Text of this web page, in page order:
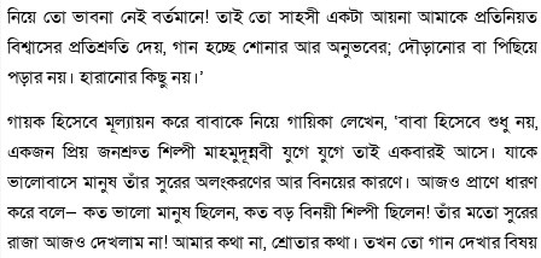
নিয়ে তো ভাবনা নেই বর্তমানে! তাই তো সাহসী একটা আয়না আমাকে প্রতিনিয়ত
বিশ্বাসের প্রতিশ্রুতি দেয়, গান হচ্ছে শোনার আর অনুভবের; দৌড়ানোর বা পিছিয়ে
পড়ার নয়। হারানোর কিছু নয়।’
গায়ক হিসেবে মূল্যায়ন করে বাবাকে নিয়ে গায়িকা লেখেন, ‘বাবা হিসেবে শুধু নয়,
একজন প্রিয় জনশ্রুত শিল্পী মাহমুদূন্নবী যুগে যুগে তাই একবারই আসে। যাকে
ভালোবাসে মানুষ তাঁর সুরের অলংকরণের আর বিনয়ের কারণে। আজও প্রাণে ধারণ
করে বলে— কত ভালো মানুষ ছিলেন, কত বড় বিনয়ী শিল্পী ছিলেন! তাঁর মতো সুরের
রাজা আজও দেখলাম না! আমার কথা না, শ্রোতার কথা। তখন তো গান দেখার বিষয়